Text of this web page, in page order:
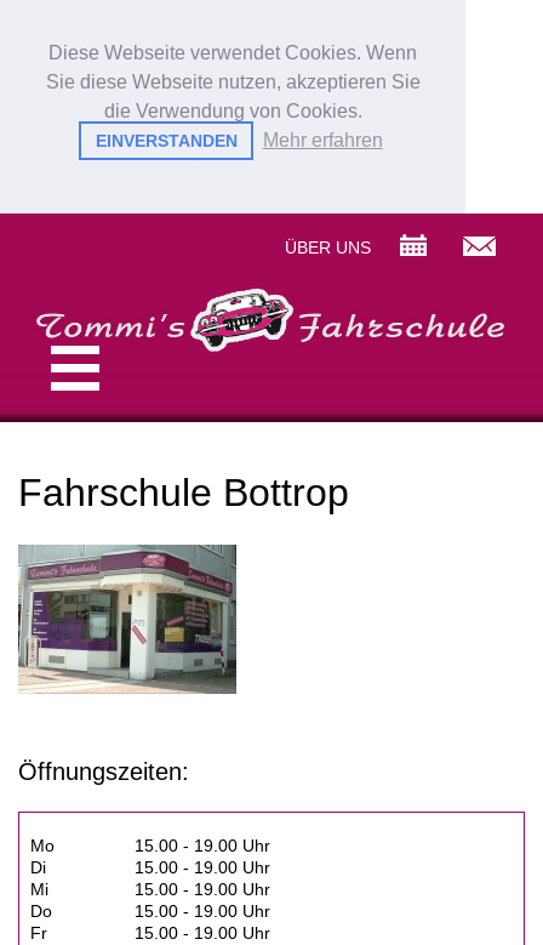
Diese Webseite verwendet Cookies. Wenn
Sie diese Webseite nutzen, akzeptieren Sie
die Verwendung von Cookies.
EINVERSTANDEN Mehr erfahren
ÜBER UNS
Fahrschule Bottrop
Öffnungszeiten:
Mo
15.00 - 19.00 Uhr
Di
15.00 - 19.00 Uhr
Mi
15.00 - 19.00 Uhr
Do
15.00 - 19.00 Uhr
Fr
15.00 - 19.00 Uhr